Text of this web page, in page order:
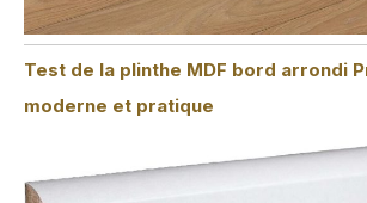
Test de la plinthe MDF bord arrondi
moderne et pratique